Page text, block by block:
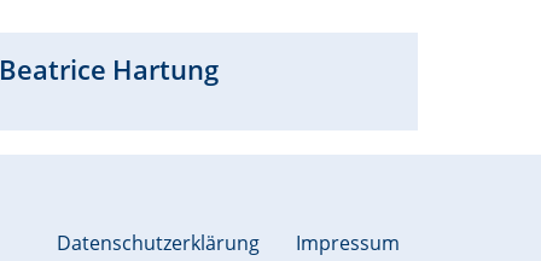
Beatrice Hartung
Datenschutzerklärung Impressum